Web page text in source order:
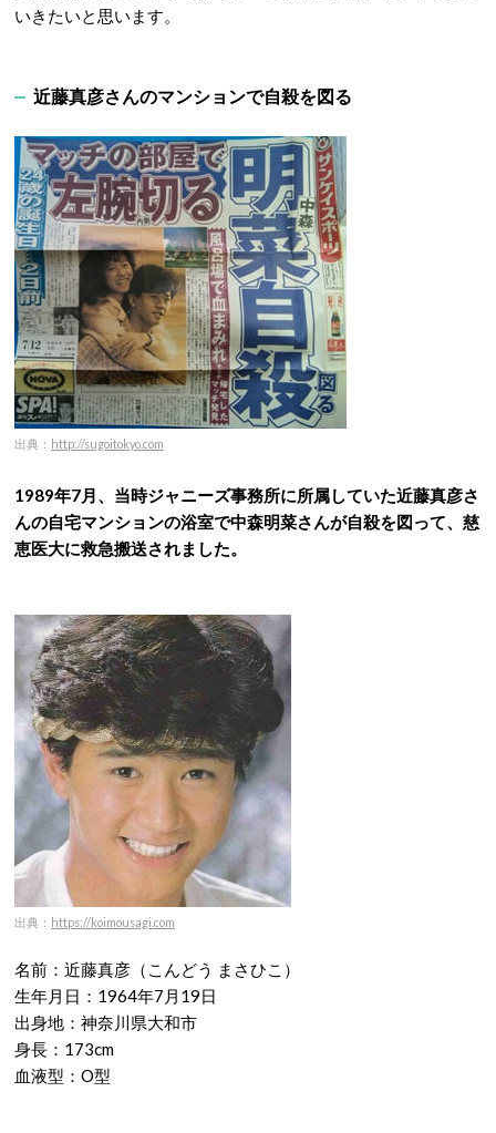
いきたいと思います。
近藤真彦さんのマンションで自殺を図る
出典： http://sugoitokyo.com
1989年7月、当時ジャニーズ事務所に所属していた近藤真彦さ
んの自宅マンションの浴室で中森明菜さんが自殺を図って、慈
恵医大に救急搬送されました。
出典： https://koimousagi.com
名前：近藤真彦（こんどう まさひこ）
生年月日：1964年7月19日
出身地：神奈川県大和市
身長：173cm
血液型：O型